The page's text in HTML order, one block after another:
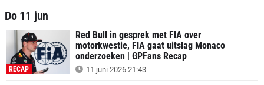
Do 11 jun
RECAP
Red Bull in gesprek met FIA over
motorkwestie, FIA gaat uitslag Monaco
onderzoeken | GPFans Recap
11 juni 2026 21:43